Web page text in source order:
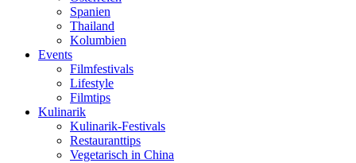
Spanien
Thailand
Kolumbien
Events
Filmfestivals
Lifestyle
Filmtips
Kulinarik
Kulinarik-Festivals
Restauranttips
Vegetarisch in China